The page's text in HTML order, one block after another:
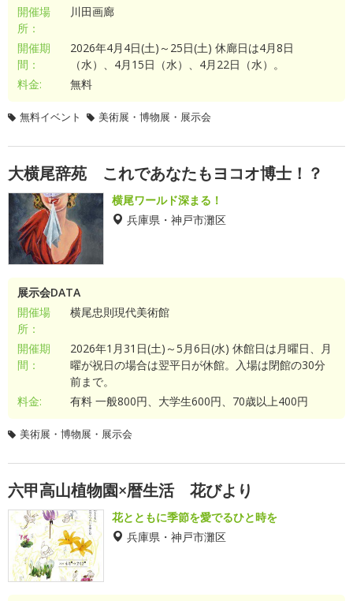
開催場
所：
川田画廊
開催期
間：
2026年4月4日(土)～25日(土) 休廊日は4月8日
（水）、4月15日（水）、4月22日（水）。
料金:
無料
無料イベント 美術展・博物展・展示会
大横尾辞苑 これであなたもヨコオ博士！？
横尾ワールド深まる！
兵庫県・神戸市灘区
展示会DATA
開催場
所：
横尾忠則現代美術館
開催期
間：
2026年1月31日(土)～5月6日(水) 休館日は月曜日、月
曜が祝日の場合は翌平日が休館。入場は閉館の30分
前まで。
料金:
有料 一般800円、大学生600円、70歳以上400円
美術展・博物展・展示会
六甲高山植物園×暦生活 花びより
花とともに季節を愛でるひと時を
兵庫県・神戸市灘区